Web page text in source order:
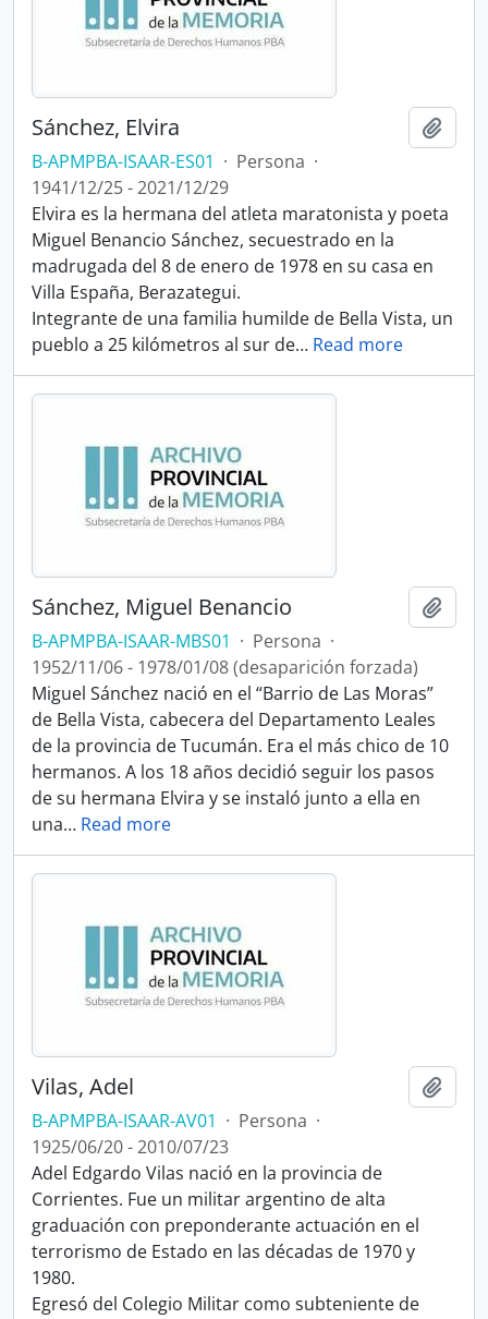
Sánchez, Elvira
B-APMPBA-ISAAR-ES01 · Persona ·
1941/12/25 - 2021/12/29
Elvira es la hermana del atleta maratonista y poeta
Miguel Benancio Sánchez, secuestrado en la
madrugada del 8 de enero de 1978 en su casa en
Villa España, Berazategui.
Integrante de una familia humilde de Bella Vista, un
pueblo a 25 kilómetros al sur de… Read more
Sánchez, Miguel Benancio
B-APMPBA-ISAAR-MBS01 · Persona ·
1952/11/06 - 1978/01/08 (desaparición forzada)
Miguel Sánchez nació en el “Barrio de Las Moras”
de Bella Vista, cabecera del Departamento Leales
de la provincia de Tucumán. Era el más chico de 10
hermanos. A los 18 años decidió seguir los pasos
de su hermana Elvira y se instaló junto a ella en
una… Read more
Vilas, Adel
B-APMPBA-ISAAR-AV01 · Persona ·
1925/06/20 - 2010/07/23
Adel Edgardo Vilas nació en la provincia de
Corrientes. Fue un militar argentino de alta
graduación con preponderante actuación en el
terrorismo de Estado en las décadas de 1970 y
1980.
Egresó del Colegio Militar como subteniente de